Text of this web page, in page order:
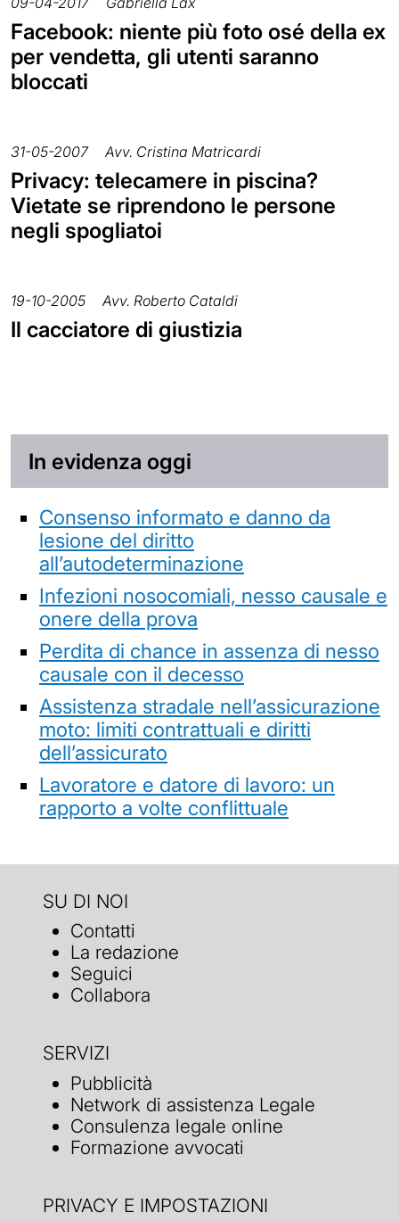
Facebook: niente più foto osé della ex
per vendetta, gli utenti saranno
bloccati
31-05-2007 Avv. Cristina Matricardi
Privacy: telecamere in piscina?
Vietate se riprendono le persone
negli spogliatoi
19-10-2005 Avv. Roberto Cataldi
Il cacciatore di giustizia
In evidenza oggi
Consenso informato e danno da
lesione del diritto
all’autodeterminazione
Infezioni nosocomiali, nesso causale e
onere della prova
Perdita di chance in assenza di nesso
causale con il decesso
Assistenza stradale nell’assicurazione
moto: limiti contrattuali e diritti
dell’assicurato
Lavoratore e datore di lavoro: un
rapporto a volte conflittuale
SU DI NOI
Contatti
La redazione
Seguici
Collabora
SERVIZI
Pubblicità
Network di assistenza Legale
Consulenza legale online
Formazione avvocati
PRIVACY E IMPOSTAZIONI